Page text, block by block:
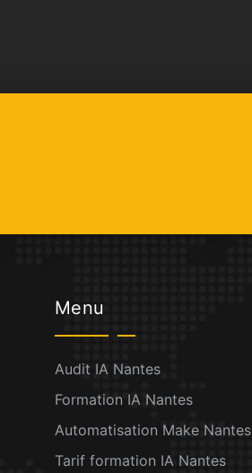
Menu
Audit IA Nantes
Formation IA Nantes
Automatisation Make Nantes
Tarif formation IA Nantes